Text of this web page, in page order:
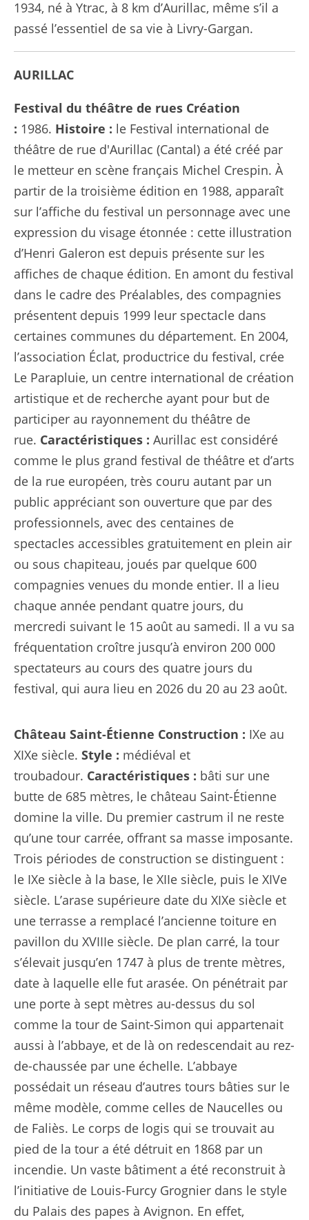
1934, né à Ytrac, à 8 km d’Aurillac, même s’il a
passé l’essentiel de sa vie à Livry-Gargan.
AURILLAC
Festival du théâtre de rues Création
: 1986. Histoire : le Festival international de
théâtre de rue d'Aurillac (Cantal) a été créé par
le metteur en scène français Michel Crespin. À
partir de la troisième édition en 1988, apparaît
sur l’affiche du festival un personnage avec une
expression du visage étonnée : cette illustration
d’Henri Galeron est depuis présente sur les
affiches de chaque édition. En amont du festival
dans le cadre des Préalables, des compagnies
présentent depuis 1999 leur spectacle dans
certaines communes du département. En 2004,
l’association Éclat, productrice du festival, crée
Le Parapluie, un centre international de création
artistique et de recherche ayant pour but de
participer au rayonnement du théâtre de
rue. Caractéristiques : Aurillac est considéré
comme le plus grand festival de théâtre et d’arts
de la rue européen, très couru autant par un
public appréciant son ouverture que par des
professionnels, avec des centaines de
spectacles accessibles gratuitement en plein air
ou sous chapiteau, joués par quelque 600
compagnies venues du monde entier. Il a lieu
chaque année pendant quatre jours, du
mercredi suivant le 15 août au samedi. Il a vu sa
fréquentation croître jusqu’à environ 200 000
spectateurs au cours des quatre jours du
festival, qui aura lieu en 2026 du 20 au 23 août.
Château Saint-Étienne Construction : IXe au
XIXe siècle. Style : médiéval et
troubadour. Caractéristiques : bâti sur une
butte de 685 mètres, le château Saint-Étienne
domine la ville. Du premier castrum il ne reste
qu’une tour carrée, offrant sa masse imposante.
Trois périodes de construction se distinguent :
le IXe siècle à la base, le XIIe siècle, puis le XIVe
siècle. L’arase supérieure date du XIXe siècle et
une terrasse a remplacé l’ancienne toiture en
pavillon du XVIIIe siècle. De plan carré, la tour
s’élevait jusqu’en 1747 à plus de trente mètres,
date à laquelle elle fut arasée. On pénétrait par
une porte à sept mètres au-dessus du sol
comme la tour de Saint-Simon qui appartenait
aussi à l’abbaye, et de là on redescendait au rez-
de-chaussée par une échelle. L’abbaye
possédait un réseau d’autres tours bâties sur le
même modèle, comme celles de Naucelles ou
de Faliès. Le corps de logis qui se trouvait au
pied de la tour a été détruit en 1868 par un
incendie. Un vaste bâtiment a été reconstruit à
l’initiative de Louis-Furcy Grognier dans le style
du Palais des papes à Avignon. En effet,